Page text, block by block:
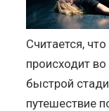
Считается, что
происходит во
быстрой
путешествие